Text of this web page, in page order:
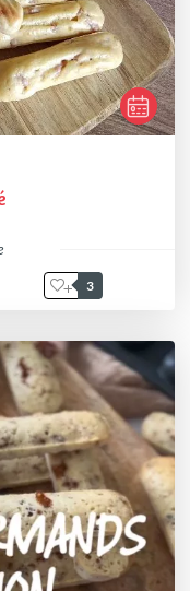
3